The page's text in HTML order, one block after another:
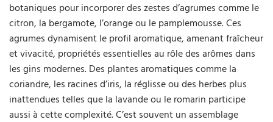
botaniques pour incorporer des zestes d’agrumes comme le
citron, la bergamote, l’orange ou le pamplemousse. Ces
agrumes dynamisent le profil aromatique, amenant fraîcheur
et vivacité, propriétés essentielles au rôle des arômes dans
les gins modernes. Des plantes aromatiques comme la
coriandre, les racines d’iris, la réglisse ou des herbes plus
inattendues telles que la lavande ou le romarin participe
aussi à cette complexité. C’est souvent un assemblage